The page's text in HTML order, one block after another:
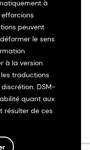
à
efforcions
peuvent
le sens
à la version
traductions
DSM-
quant aux
résulter de ces